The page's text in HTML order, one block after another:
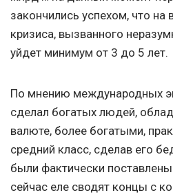
закончились успехом, что на
кризиса, вызванного
уйдет минимум от 3 до 5 лет.
По мнению международных
сделал богатых людей,
валюте, более богатыми,
средний класс, сделав его
были фактически
сейчас еле сводят концы с